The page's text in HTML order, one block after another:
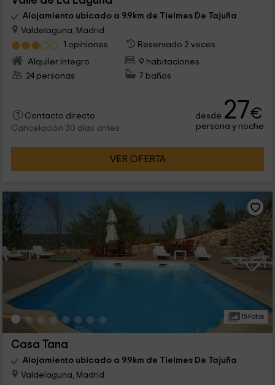
Alojamiento ubicado a 9.9km de Tielmes De Tajuña
Valdelaguna, Madrid
1 opiniones
Reservado 2 veces
Alquiler íntegro
9 habitaciones
24 personas
7 baños
Contacto directo
Cancelación 30 días antes
desde 27€
persona y noche
VER OFERTA
15 Fotos
Casa Tana
Alojamiento ubicado a 9.9km de Tielmes De Tajuña
Valdelaguna, Madrid